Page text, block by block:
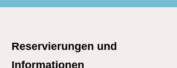
Reservierungen und
Informationen